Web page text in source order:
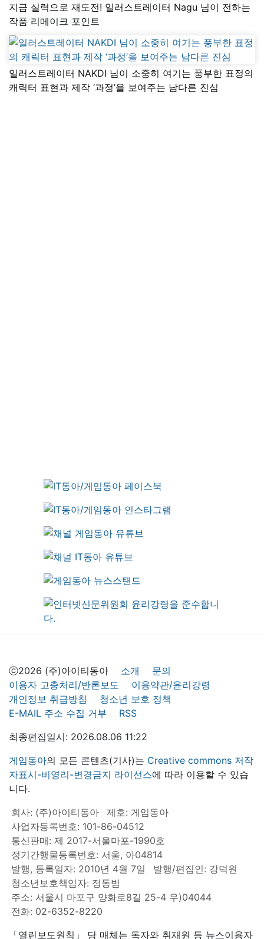
지금 실력으로 재도전! 일러스트레이터 Nagu 님이 전하는
작품 리메이크 포인트
일러스트레이터 NAKDI 님이 소중히 여기는 풍부한 표정의
캐릭터 표현과 제작 ‘과정’을 보여주는 남다른 진심
ⓒ2026 (주)아이티동아 소개
문의
이용자 고충처리/반론보도
이용약관/윤리강령
개인정보 취급방침
청소년 보호 정책
E-MAIL 주소 수집 거부
RSS
최종편집일시: 2026.08.06 11:22
게임동아의 모든 콘텐츠(기사)는 Creative commons 저작
자표시-비영리-변경금지 라이선스에 따라 이용할 수 있습
니다.
회사: (주)아이티동아
제호: 게임동아
사업자등록번호: 101-86-04512
통신판매: 제 2017-서울마포-1990호
정기간행물등록번호: 서울, 아04814
발행, 등록일자: 2010년 4월 7일
발행/편집인: 강덕원
청소년보호책임자: 정동범
주소: 서울시 마포구 양화로8길 25-4 우)04044
전화: 02-6352-8220
「열린보도원칙」 당 매체는 독자와 취재원 등 뉴스이용자